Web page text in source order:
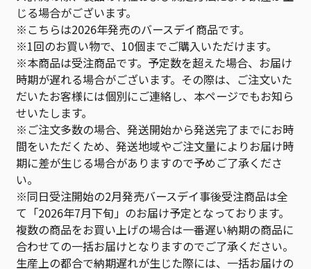
じる場合がございます。
※こちらは2026年発売のバースデイ商品です。
※1回のお買い物で、10個までご購入いただけます。
※本商品は受注商品です。予定数を超えた場合、お届け
時期が遅れる場合がございます。その際は、ご注文いた
だいたお客様には個別にご連絡し、本ページでもお知ら
せいたします。
※ご注文多数の場合、発送開始から発送完了までにお時
間をいただくため、発送地域やご注文量によりお届け時
期に差が生じる場合がありますので予めご了承くださ
い。
※同日受注開始の2月発売バースデイ事後受注商品は全
て「2026年7月下旬」のお届け予定となっております。
複数の商品をお買い上げの場合は一番遅い納期の商品に
合わせての一括お届けとなりますのでご了承ください。
生産上の都合で納期遅れが生じた際には、一括お届けの